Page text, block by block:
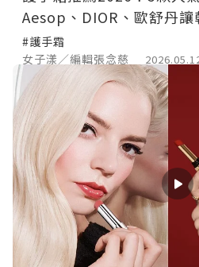
Aesop、DIOR、歐舒丹讓
#護手霜
女子漾／編輯張念慈